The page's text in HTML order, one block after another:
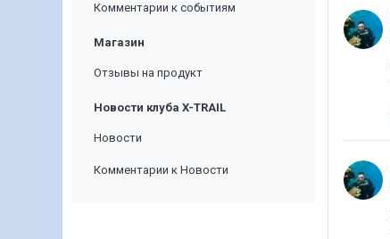
Комментарии к событиям
Магазин
Отзывы на продукт
Новости клуба X-TRAIL
Новости
Комментарии к Новости